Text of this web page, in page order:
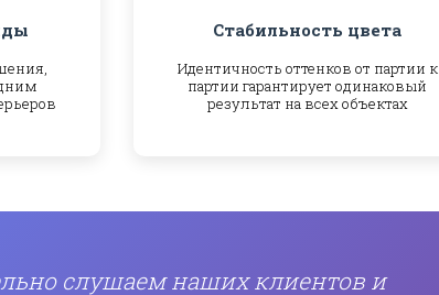
Стабильность цвета
Идентичность оттенков от партии к
партии гарантирует одинаковый
результат на всех объектах
слушаем наших клиентов и